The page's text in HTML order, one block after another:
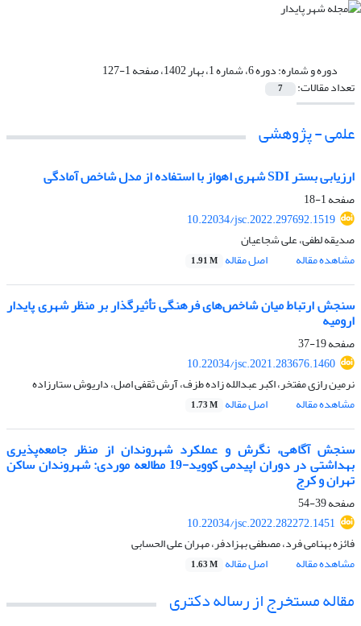
دوره و شماره:دوره 6، شماره 1، بهار 1402، صفحه 1-127
تعداد مقالات: 7
علمی - پژوهشی
ارزیابی بستر SDI شهری اهواز با استفاده از مدل شاخص آمادگی
صفحه1-18
10.22034/jsc.2022.297692.1519
صدیقه لطفی، علی شجاعیان
مشاهده مقاله
اصل مقاله 1.91 M
سنجش ارتباط میان شاخص‌های فرهنگی تأثیرگذار بر منظر شهری پایدار
ارومیه
صفحه19-37
10.22034/jsc.2021.283676.1460
نرمین رازی مفتخر، اکبر عبدالله زاده طزف، آرش ثقفی اصل، داریوش ستارزاده
مشاهده مقاله
اصل مقاله 1.73 M
سنجش آگاهی، نگرش و عملکرد شهروندان از منظر جامعه‌پذیری
بهداشتی در دوران اپیدمی کووید-19 مطالعه موردی: شهروندان ساکن
تهران و کرج
صفحه39-54
10.22034/jsc.2022.282272.1451
فائزه بهنامی فرد، مصطفی بهزادفر، مهران علی الحسابی
مشاهده مقاله
اصل مقاله 1.63 M
مقاله مستخرج از رساله دکتری